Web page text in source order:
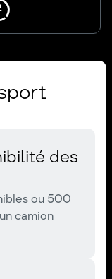
des
ou 500
camion